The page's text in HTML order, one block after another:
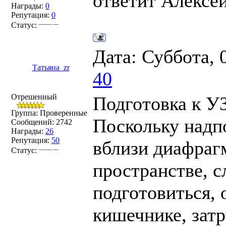
Награды: 0
Репутация: 0
Статус:
Татьяна_zr
Дата: Суббота,
40
Отрешенный
Группа: Проверенные
Сообщений: 2742
Награды: 26
Репутация: 50
Статус:
Подготовка к
Поскольку
вблизи
прострaнcтве,
подготовиться,
кишечнике,